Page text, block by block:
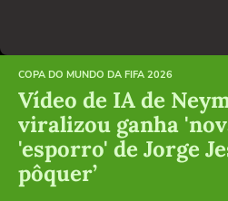
COPA DO MUNDO DA FIFA 2026
Vídeo de IA de
viralizou ganha
'esporro' de Jorge
pôquer’